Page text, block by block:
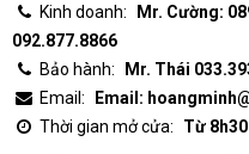
Kinh doanh:
Mr. Cường:
092.877.8866
Bảo hành:
Mr. Thái
Email:
Email:
Thời gian mở cửa:
Từ